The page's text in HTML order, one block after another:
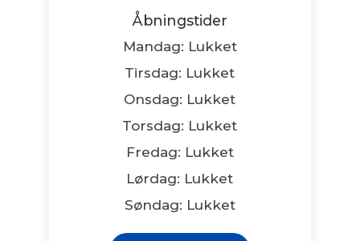
Åbningstider
Mandag: Lukket
Tirsdag: Lukket
Onsdag: Lukket
Torsdag: Lukket
Fredag: Lukket
Lørdag: Lukket
Søndag: Lukket